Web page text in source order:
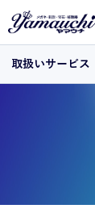
取扱いサービス